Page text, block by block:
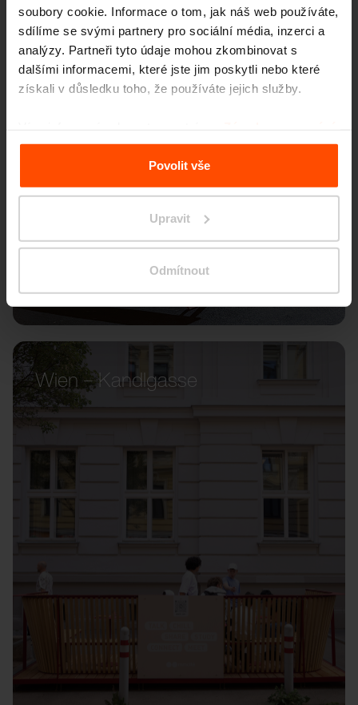
soubory cookie. Informace o tom, jak náš web používáte,
sdílíme se svými partnery pro sociální média, inzerci a
analýzy. Partneři tyto údaje mohou zkombinovat s
dalšími informacemi, které jste jim poskytli nebo které
získali v důsledku toho, že používáte jejich služby.
osobních údajů.
Povolit vše
Upravit
Odmítnout
Wien – Kandlgasse